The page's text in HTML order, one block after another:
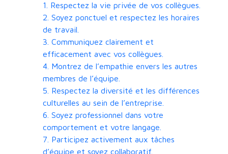
1. Respectez la vie privée de vos collègues.
2. Soyez ponctuel et respectez les horaires
de travail.
3. Communiquez clairement et
efficacement avec vos collègues.
4. Montrez de l’empathie envers les autres
membres de l’équipe.
5. Respectez la diversité et les différences
culturelles au sein de l’entreprise.
6. Soyez professionnel dans votre
comportement et votre langage.
7. Participez activement aux tâches
d’équipe et soyez collaboratif.